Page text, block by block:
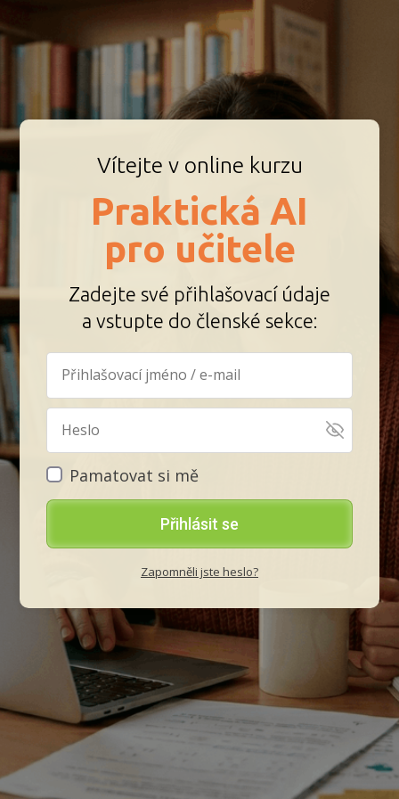
Vítejte v online kurzu
Praktická AI
pro učitele
Zadejte své přihlašovací údaje
a vstupte do členské sekce:
Pamatovat si mě
Přihlásit se
Zapomněli jste heslo?